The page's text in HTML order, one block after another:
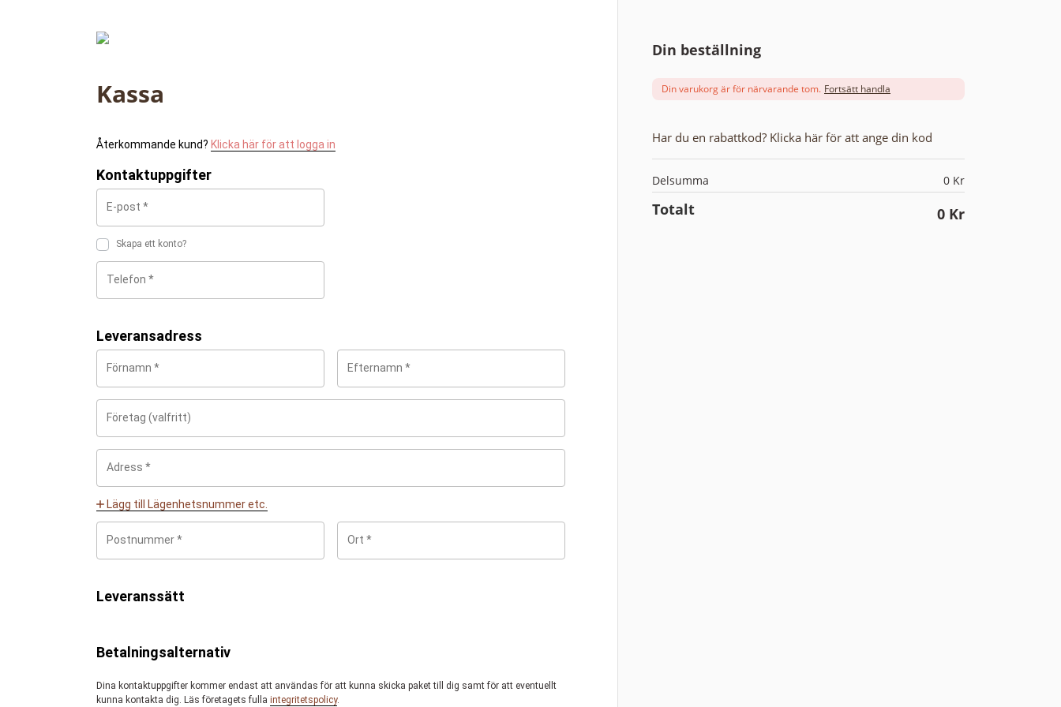
Kassa
Återkommande kund? Klicka här för att logga in
Kontaktuppgifter
Skapa ett konto?
Leveransadress
Lägg till Lägenhetsnummer etc.
Leveranssätt
Betalningsalternativ
Dina kontaktuppgifter kommer endast att användas för att kunna skicka paket till dig samt för att eventuellt
kunna kontakta dig. Läs företagets fulla integritetspolicy.
Din beställning
Din varukorg är för närvarande tom. Fortsätt handla
Har du en rabattkod? Klicka här för att ange din kod
Delsumma 0 Kr
Totalt 0 Kr